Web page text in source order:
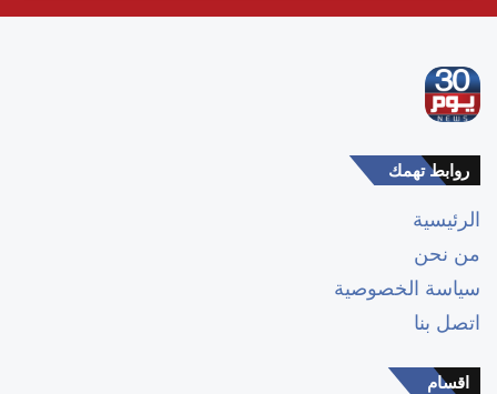
روابط تهمك
الرئيسية
من نحن
سياسة الخصوصية
اتصل بنا
اقسام